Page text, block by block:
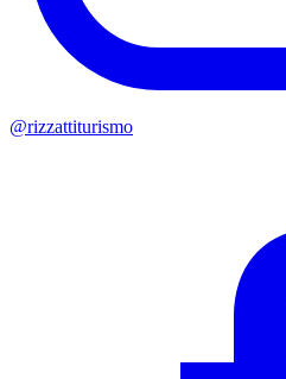
@rizzattiturismo